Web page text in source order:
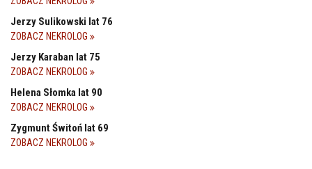
Jerzy Sulikowski lat 76
ZOBACZ NEKROLOG
Jerzy Karaban lat 75
ZOBACZ NEKROLOG
Helena Słomka lat 90
ZOBACZ NEKROLOG
Zygmunt Świtoń lat 69
ZOBACZ NEKROLOG